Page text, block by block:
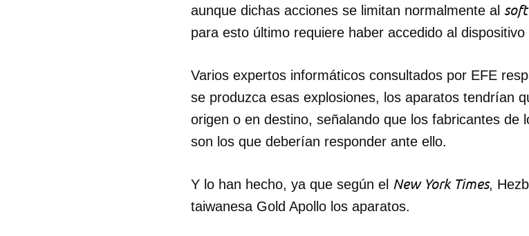
aunque dichas acciones se limitan normalmente al
para esto último requiere haber accedido al
Varios expertos informáticos consultados por EFE
se produzca esas explosiones, los aparatos tendrían
origen o en destino, señalando que los fabricantes de
son los que deberían responder ante ello.
Y lo han hecho, ya que según el New York Times,
taiwanesa Gold Apollo los aparatos.